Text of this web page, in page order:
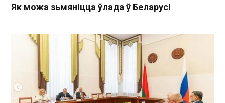
Як можа зьмяніцца ўлада ў Беларусі